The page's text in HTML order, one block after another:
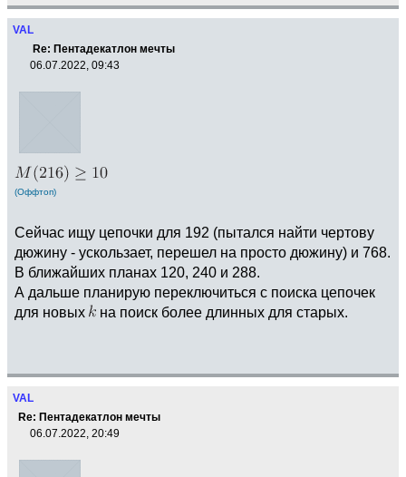
VAL
Re: Пентадекатлон мечты
06.07.2022, 09:43
(Оффтоп)
Сейчас ищу цепочки для 192 (пытался найти чертову
дюжину - ускользает, перешел на просто дюжину) и 768.
В ближайших планах 120, 240 и 288.
А дальше планирую переключиться с поиска цепочек
для новых
на поиск более длинных для старых.
VAL
Re: Пентадекатлон мечты
06.07.2022, 20:49